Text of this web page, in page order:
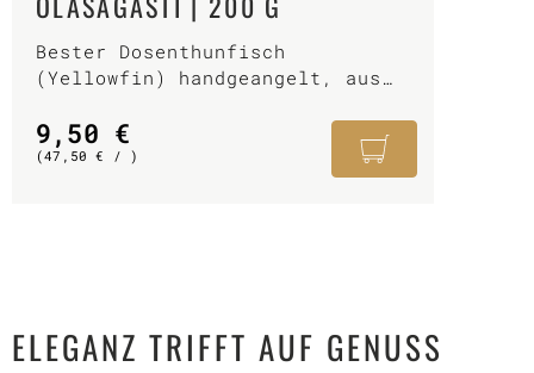
Bester Dosenthunfisch
(Yellowfin) handgeangelt, aus
9,50 €
(47,50€ / )
ELEGANZ TRIFFT AUF GENUSS